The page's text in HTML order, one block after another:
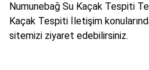
Numunebağ Su Kaçak Tespiti
Kaçak Tespiti İletişim
sitemizi ziyaret edebilirsiniz.